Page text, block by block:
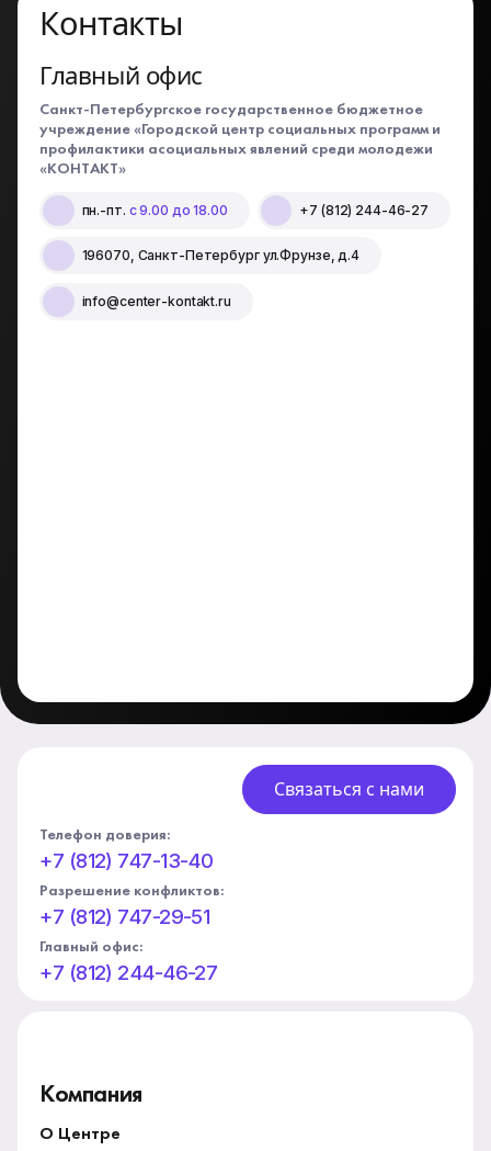
Контакты
Главный офис
Санкт-Петербургское государственное бюджетное
учреждение «Городской центр социальных программ и
профилактики асоциальных явлений среди молодежи
«КОНТАКТ»
пн.-пт. с 9.00 до 18.00 +7 (812) 244-46-27
196070, Санкт-Петербург ул.Фрунзе, д.4
info@center-kontakt.ru
Связаться с нами
Телефон доверия:
+7 (812) 747-13-40
Разрешение конфликтов:
+7 (812) 747-29-51
Главный офис:
+7 (812) 244-46-27
Компания
О Центре